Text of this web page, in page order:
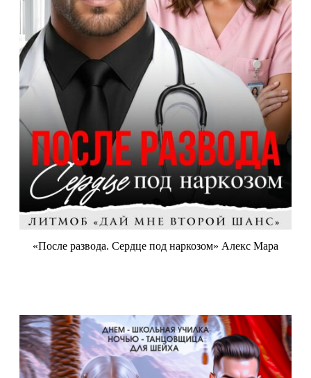
«После развода. Сердце под наркозом» Алекс Мара